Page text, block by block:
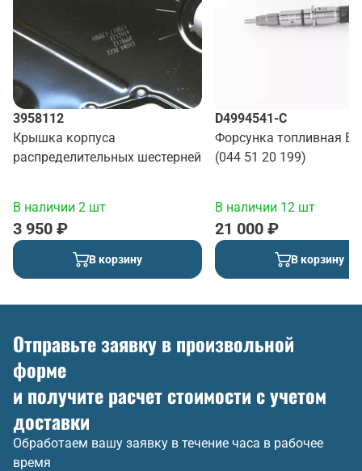
3958112
Крышка корпуса
распределительных шестерней
В наличии 2 шт
3 950 ₽
В корзину
D4994541-C
Форсунка топливная
(044 51 20 199)
В наличии 12 шт
21 000 ₽
В корзину
Отправьте заявку в произвольной
форме
и получите расчет стоимости с учетом
доставки
Обработаем вашу заявку в течение часа в рабочее
время